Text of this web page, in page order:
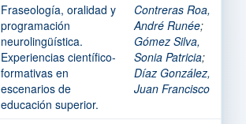
Fraseología, oralidad y
programación
neurolingüística.
Experiencias científico-
formativas en
escenarios de
educación superior.
Contreras Roa,
André Runée;
Gómez Silva,
Sonia Patricia;
Díaz González,
Juan Francisco